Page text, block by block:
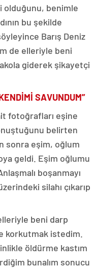
olduğunu, benimle
bu şekilde
Barış Deniz
de elleriyle beni
giderek şikayetçi
SAVUNDUM”
fotoğrafları eşine
belirten
sonra eşim, oğlum
geldi. Eşim oğlumu
boşanmayı
silahı çıkarıp
beni darp
korkutmak istedim.
öldürme kastım
bunalım sonucu